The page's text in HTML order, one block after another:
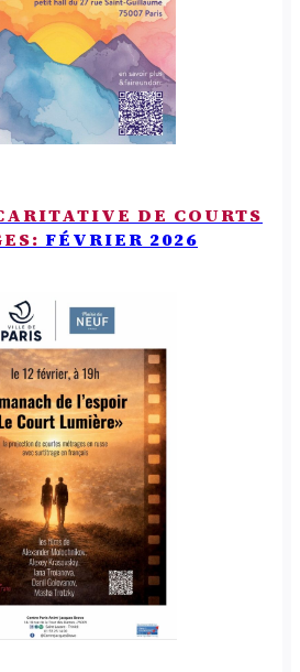
DE COURTS
FÉVRIER 2026